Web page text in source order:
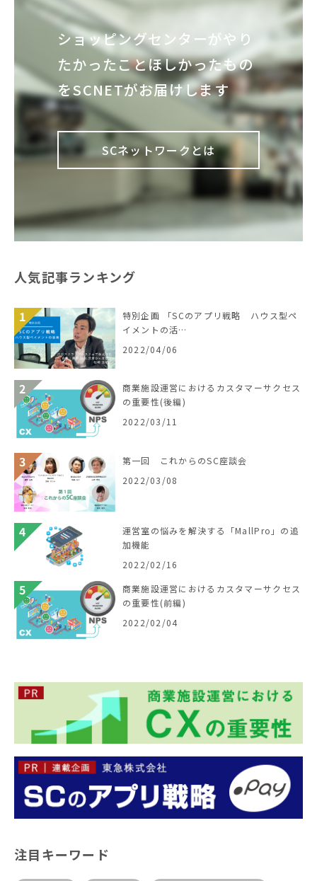
ショッピングセンターがやり
たかったことほしかったもの
をSCNETがお届けします
SCネットワークとは
人気記事ランキング
特別企画 「SCのアプリ戦略 ハウス型ペ
イメントの活…
2022/04/06
商業施設運営におけるカスタマーサクセス
の重要性(後編)
2022/03/11
第一回 これからのSC座談会
2022/03/08
運営室の悩みを解決する「MallPro」の追
加機能
2022/02/16
商業施設運営におけるカスタマーサクセス
の重要性(前編)
2022/02/04
注目キーワード